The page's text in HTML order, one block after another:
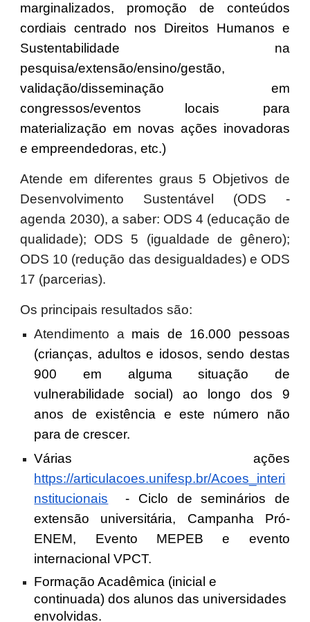
marginalizados, promoção de conteúdos
cordiais centrado nos Direitos Humanos e
Sustentabilidade na
pesquisa/extensão/ensino/gestão,
validação/disseminação em
congressos/eventos locais para
materialização em novas ações inovadoras
e empreendedoras, etc.)
Atende em diferentes graus 5 Objetivos de
Desenvolvimento Sustentável (ODS -
agenda 2030), a saber: ODS 4 (educação de
qualidade); ODS 5 (igualdade de gênero);
ODS 10 (redução das desigualdades) e ODS
17 (parcerias).
Os principais resultados são:
Atendimento a mais de 16.000 pessoas
(crianças, adultos e idosos, sendo destas
900 em alguma situação de
vulnerabilidade social) ao longo dos 9
anos de existência e este número não
para de crescer.
Várias ações
https://articulacoes.unifesp.br/Acoes_interi
nstitucionais - Ciclo de seminários de
extensão universitária, Campanha Pró-
ENEM, Evento MEPEB e evento
internacional VPCT.
Formação Acadêmica (inicial e
continuada) dos alunos das universidades
envolvidas.